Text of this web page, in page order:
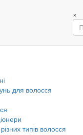
×
для волосся
типів волосся